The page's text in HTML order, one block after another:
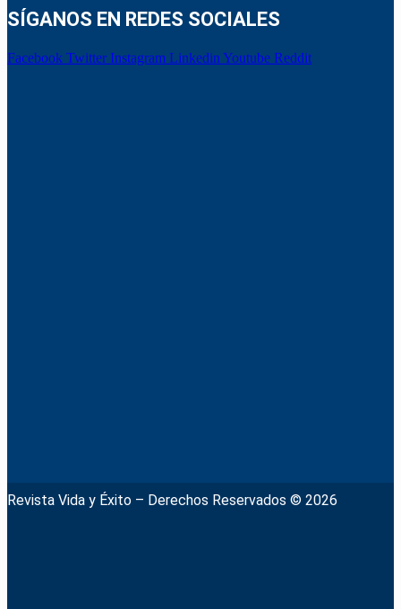
SÍGANOS EN REDES SOCIALES
Facebook Twitter Instagram Linkedin Youtube Reddit
Revista Vida y Éxito – Derechos Reservados © 2026